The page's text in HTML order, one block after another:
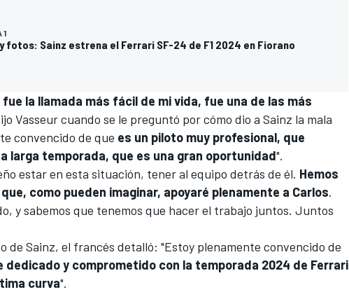
1
fotos: Sainz estrena el Ferrari SF-24 de F1 2024 en Fiorano
fue la llamada más fácil de mi vida, fue una de las más
Vasseur cuando se le preguntó por cómo dio a Sainz la mala
convencido de que es un piloto muy profesional, que
larga temporada, que es una gran oportunidad".
estar en esta situación, tener al equipo detrás de él. Hemos
como pueden imaginar, apoyaré plenamente a Carlos.
y sabemos que tenemos que hacer el trabajo juntos. Juntos
de Sainz, el francés detalló: "Estoy plenamente convencido de
y comprometido con la temporada 2024 de Ferrari
curva".